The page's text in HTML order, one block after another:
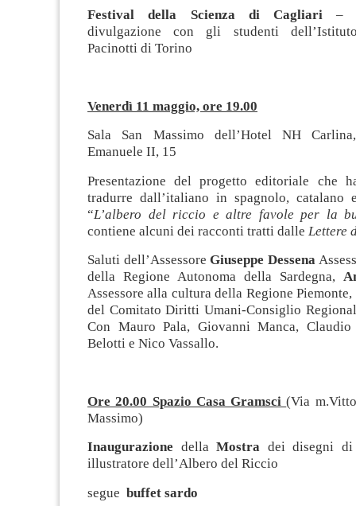
Festival della Scienza di Cagliari –
divulgazione con gli studenti
Pacinotti di Torino
Venerdì 11 maggio, ore 19.00
Sala San Massimo dell’Hotel NH
Emanuele II, 15
Presentazione del progetto editoriale che
tradurre dall’italiano in spagnolo,
“L’albero del riccio e altre favole per la
contiene alcuni dei racconti tratti dalle Lettere
Saluti dell’Assessore Giuseppe Dessena
della Regione Autonoma della Sardegna,
Assessore alla cultura della Regione Piemonte,
del Comitato Diritti Umani-Consiglio
Con Mauro Pala, Giovanni Manca, Claudio
Belotti e Nico Vassallo.
Ore 20.00 Spazio Casa Gramsci(Via
Massimo)
Inaugurazione dellaMostra dei disegni di
illustratore dell’Albero del Riccio
segue buffet sardo